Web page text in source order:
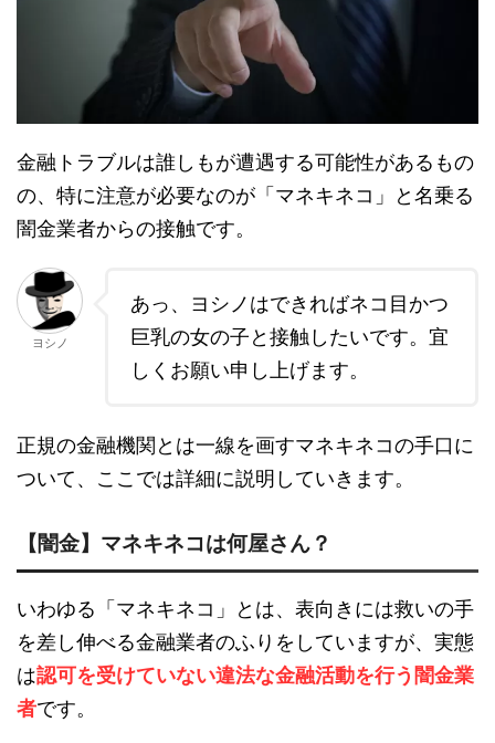
金融トラブルは誰しもが遭遇する可能性があるもの
の、特に注意が必要なのが「マネキネコ」と名乗る
闇金業者からの接触です。
ヨシノ
あっ、ヨシノはできればネコ目かつ
巨乳の女の子と接触したいです。宜
しくお願い申し上げます。
正規の金融機関とは一線を画すマネキネコの手口に
ついて、ここでは詳細に説明していきます。
【闇金】マネキネコは何屋さん？
いわゆる「マネキネコ」とは、表向きには救いの手
を差し伸べる金融業者のふりをしていますが、実態
は認可を受けていない違法な金融活動を行う闇金業
者です。